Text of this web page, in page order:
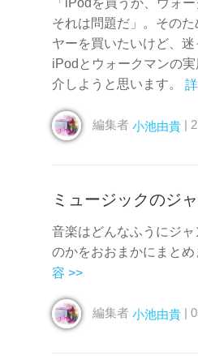
それは問題だ」。その
ヤーを買いたいけど、迷
iPodとウォークマンの
介しようと思います。
編集者 小池由貴 |
ミュージックのジ
音楽はどんなふうにジ
のかをおおまかにまとめ
容 >>
編集者 小池由貴 |